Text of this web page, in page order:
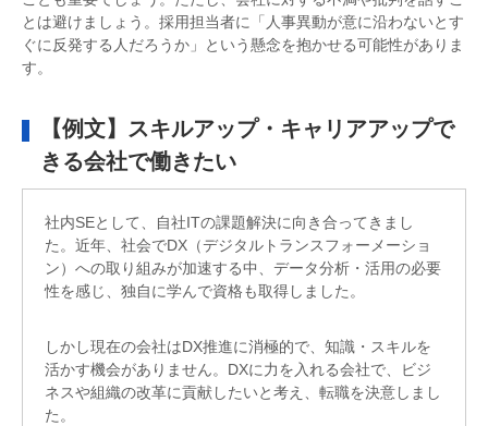
とは避けましょう。採用担当者に「人事異動が意に沿わないとす
ぐに反発する人だろうか」という懸念を抱かせる可能性がありま
す。
【例文】スキルアップ・キャリアアップで
きる会社で働きたい
社内SEとして、自社ITの課題解決に向き合ってきまし
た。近年、社会でDX（デジタルトランスフォーメーショ
ン）への取り組みが加速する中、データ分析・活用の必要
性を感じ、独自に学んで資格も取得しました。
しかし現在の会社はDX推進に消極的で、知識・スキルを
活かす機会がありません。DXに力を入れる会社で、ビジ
ネスや組織の改革に貢献したいと考え、転職を決意しまし
た。